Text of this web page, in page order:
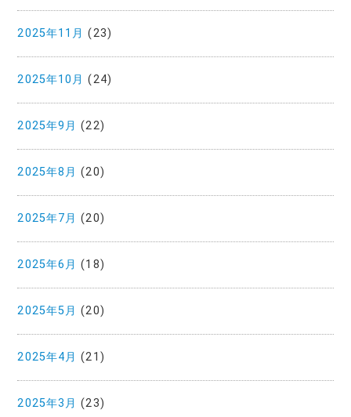
2025年11月 (23)
2025年10月 (24)
2025年9月 (22)
2025年8月 (20)
2025年7月 (20)
2025年6月 (18)
2025年5月 (20)
2025年4月 (21)
2025年3月 (23)